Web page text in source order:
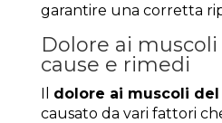
garantire una corretta
Dolore ai muscoli
cause e rimedi
Il dolore ai muscoli
causato da vari fattori